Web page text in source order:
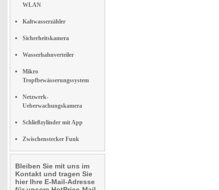
WLAN
Kaltwasserzähler
Sicherheitskamera
Wasserhahnverteiler
Mikro
Tropfbewässerungssystem
Netzwerk-
Ueberwachungskamera
Schließzylinder mit App
Zwischenstecker Funk
Bleiben Sie mit uns im
Kontakt und tragen Sie
hier Ihre E-Mail-Adresse